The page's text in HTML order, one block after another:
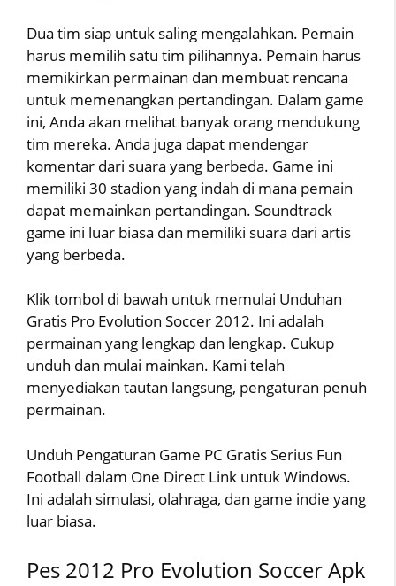
Dua tim siap untuk saling mengalahkan. Pemain
harus memilih satu tim pilihannya. Pemain harus
memikirkan permainan dan membuat rencana
untuk memenangkan pertandingan. Dalam game
ini, Anda akan melihat banyak orang mendukung
tim mereka. Anda juga dapat mendengar
komentar dari suara yang berbeda. Game ini
memiliki 30 stadion yang indah di mana pemain
dapat memainkan pertandingan. Soundtrack
game ini luar biasa dan memiliki suara dari artis
yang berbeda.
Klik tombol di bawah untuk memulai Unduhan
Gratis Pro Evolution Soccer 2012. Ini adalah
permainan yang lengkap dan lengkap. Cukup
unduh dan mulai mainkan. Kami telah
menyediakan tautan langsung, pengaturan penuh
permainan.
Unduh Pengaturan Game PC Gratis Serius Fun
Football dalam One Direct Link untuk Windows.
Ini adalah simulasi, olahraga, dan game indie yang
luar biasa.
Pes 2012 Pro Evolution Soccer Apk